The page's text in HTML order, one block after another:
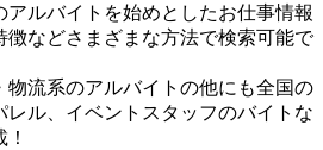
ルバイトを始めとしたお仕事情報
徴などさまざまな方法で検索可能で
物流系のアルバイトの他にも全国の
ル、イベントスタッフのバイトな